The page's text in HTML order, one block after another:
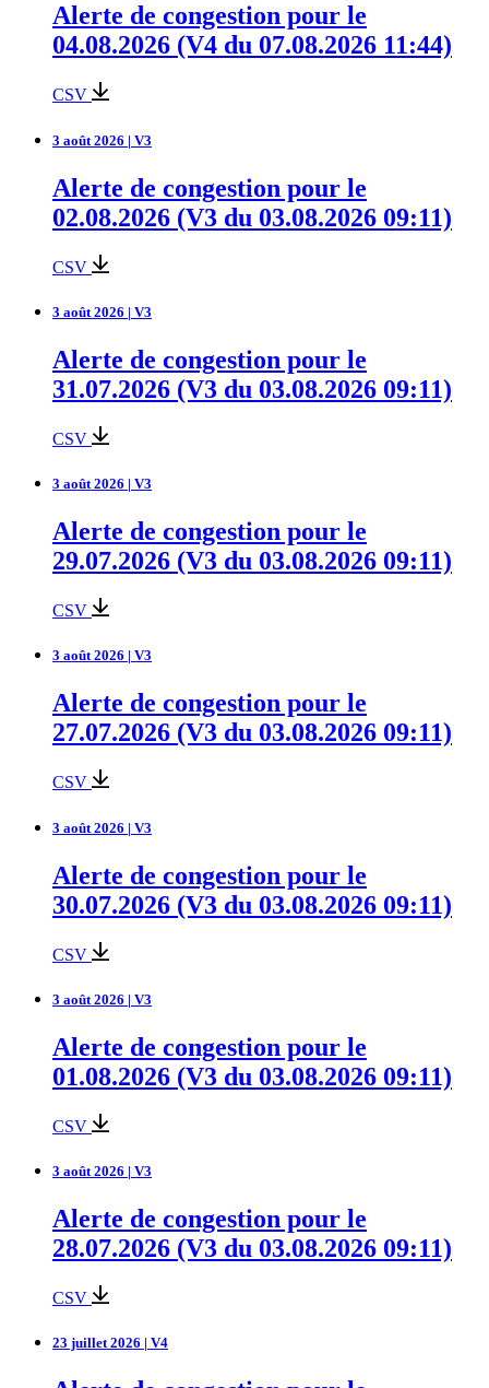
Alerte de congestion pour le
04.08.2026 (V4 du 07.08.2026 11:44)
CSV
3 août 2026 | V3
Alerte de congestion pour le
02.08.2026 (V3 du 03.08.2026 09:11)
CSV
3 août 2026 | V3
Alerte de congestion pour le
31.07.2026 (V3 du 03.08.2026 09:11)
CSV
3 août 2026 | V3
Alerte de congestion pour le
29.07.2026 (V3 du 03.08.2026 09:11)
CSV
3 août 2026 | V3
Alerte de congestion pour le
27.07.2026 (V3 du 03.08.2026 09:11)
CSV
3 août 2026 | V3
Alerte de congestion pour le
30.07.2026 (V3 du 03.08.2026 09:11)
CSV
3 août 2026 | V3
Alerte de congestion pour le
01.08.2026 (V3 du 03.08.2026 09:11)
CSV
3 août 2026 | V3
Alerte de congestion pour le
28.07.2026 (V3 du 03.08.2026 09:11)
CSV
23 juillet 2026 | V4